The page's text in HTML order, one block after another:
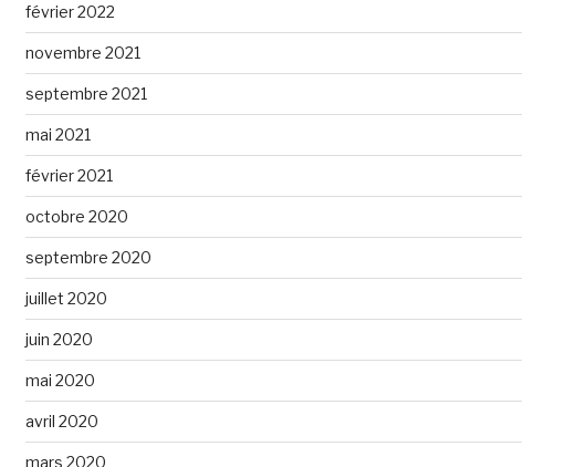
février 2022
novembre 2021
septembre 2021
mai 2021
février 2021
octobre 2020
septembre 2020
juillet 2020
juin 2020
mai 2020
avril 2020
mars 2020